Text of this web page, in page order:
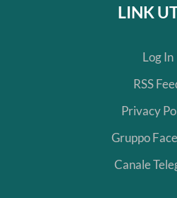
LINK
Log In
RSS
Privacy
Gruppo
Canale